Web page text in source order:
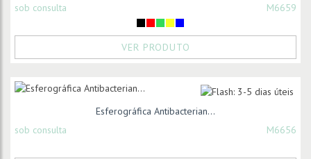
sob consulta
M6659
VER PRODUTO
Esferográfica Antibacterian...
sob consulta
M6656